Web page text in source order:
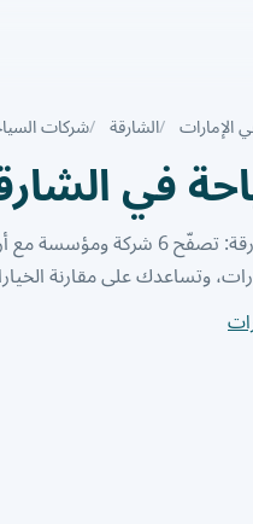
الإمارات الشارقة شركات
في
دليل شركات السياحة في
وتساعدك على مقارنة